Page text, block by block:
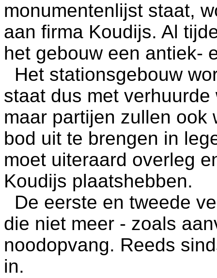
monumentenlijst staat,
aan firma Koudijs. Al
het gebouw een antiek-
Het stationsgebouw
staat dus met
maar partijen zullen ook
bod uit te brengen in
moet uiteraard overleg
Koudijs plaatshebben.
De eerste en tweede
die niet meer - zoals
noodopvang. Reeds
in.